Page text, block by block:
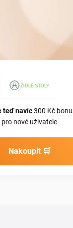
teď navíc300 Kč
pro nové uživatele
Nakoupit 🛒